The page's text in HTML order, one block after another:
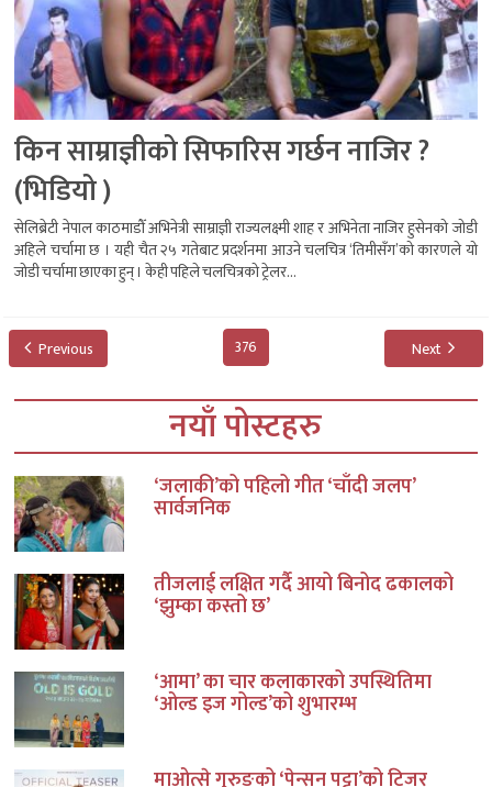
किन साम्राज्ञीको सिफारिस गर्छन नाजिर ?
(भिडियो )
सेलिब्रेटी नेपाल काठमाडौँ अभिनेत्री साम्राज्ञी राज्यलक्ष्मी शाह र अभिनेता नाजिर हुसेनको जोडी
अहिले चर्चामा छ । यही चैत २५ गतेबाट प्रदर्शनमा आउने चलचित्र ‘तिमीसँग’को कारणले यो
जोडी चर्चामा छाएका हुन् । केही पहिले चलचित्रको ट्रेलर...
Previous 376 Next
नयाँ पोस्टहरु
‘जलाकी’को पहिलो गीत ‘चाँदी जलप’
सार्वजनिक
तीजलाई लक्षित गर्दै आयो बिनोद ढकालको
‘झुम्का कस्तो छ’
‘आमा’ का चार कलाकारको उपस्थितिमा
‘ओल्ड इज गोल्ड’को शुभारम्भ
माओत्से गुरुङको ‘पेन्सन पट्टा’को टिजर